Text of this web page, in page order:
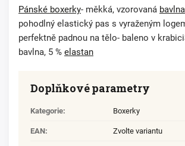
Pánské boxerky- měkká, vzorovaná bavlna
pohodlný elastický pas s vyraženým
perfektně padnou na tělo- baleno v
bavlna, 5 % elastan
Doplňkové parametry
Kategorie: Boxerky
EAN: Zvolte variantu